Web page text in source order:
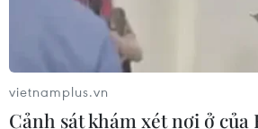
Iran và Oman sắp đạt thỏa thuận
tuyến hàng hải mới tại eo biển
02/08/2026 22:47
vietnamplus.vn
Cảnh sát khám xét nơi ở của